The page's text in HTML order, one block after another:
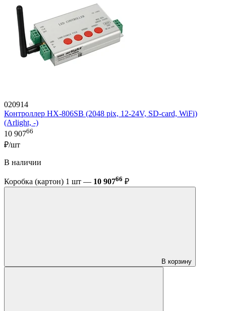
020914
Контроллер HX-806SB (2048 pix, 12-24V, SD-card, WiFi)
(Arlight, -)
10 90766
₽/шт
В наличии
Коробка (картон) 1 шт — 10 90766 ₽
В корзину